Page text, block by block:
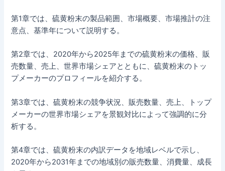
第1章では、硫黄粉末の製品範囲、市場概要、市場推計の注
意点、基準年について説明する。
第2章では、2020年から2025年までの硫黄粉末の価格、販
売数量、売上、世界市場シェアとともに、硫黄粉末のトッ
プメーカーのプロフィールを紹介する。
第3章では、硫黄粉末の競争状況、販売数量、売上、トップ
メーカーの世界市場シェアを景観対比によって強調的に分
析する。
第4章では、硫黄粉末の内訳データを地域レベルで示し、
2020年から2031年までの地域別の販売数量、消費量、成長